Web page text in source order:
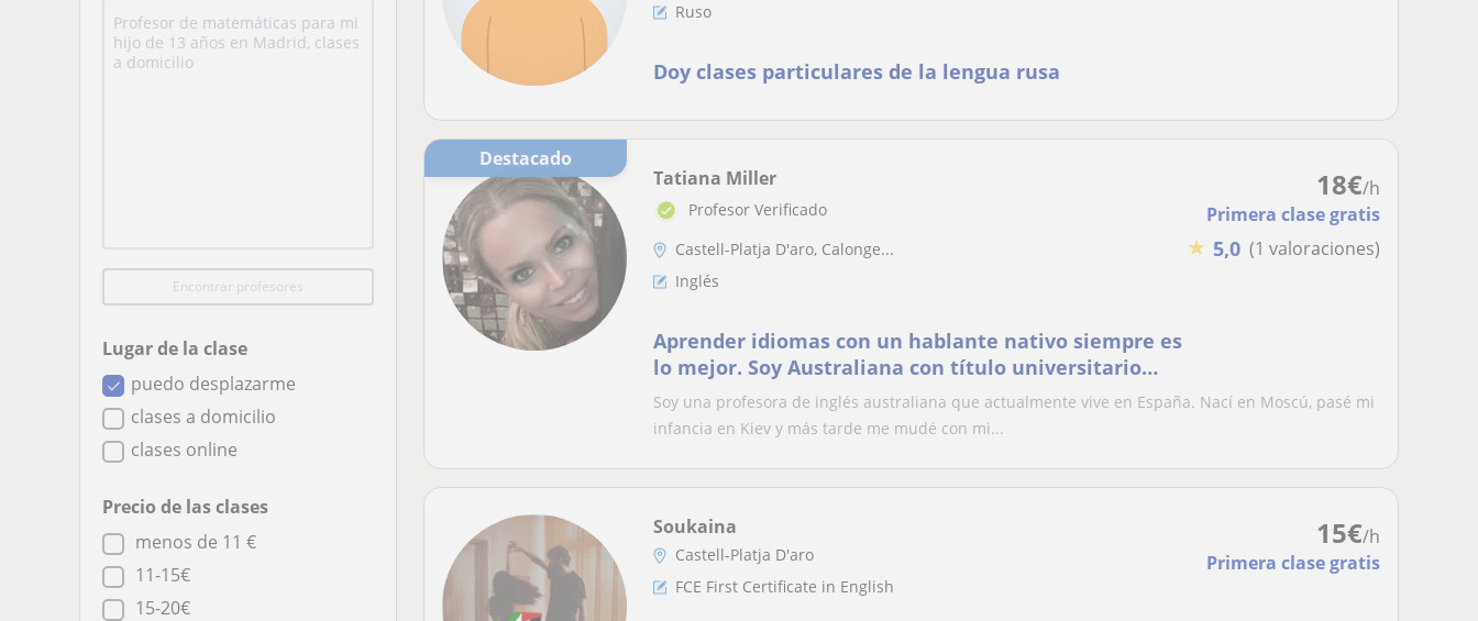
Encontrar profesores
Lugar de la clase
puedo desplazarme
clases a domicilio
clases online
Precio de las clases
menos de 11 €
11-15€
15-20€
Ruso
Doy clases particulares de la lengua rusa
Destacado
18€/h
Primera clase gratis
★ 5,0 (1 valoraciones)
Tatiana Miller
Profesor Verificado
Castell-Platja D'aro, Calonge...
Inglés
Aprender idiomas con un hablante nativo siempre es
lo mejor. Soy Australiana con título universitario
especializado en idiomas :)
Soy una profesora de inglés australiana que actualmente vive en España. Nací en Moscú, pasé mi
infancia en Kiev y más tarde me mudé con mi...
15€/h
Primera clase gratis
Soukaina
Castell-Platja D'aro
FCE First Certificate in English